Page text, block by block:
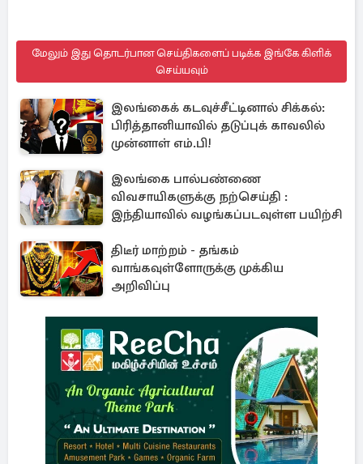
மேலும் இது தொடர்பான செய்திகளைப் படிக்க இங்கே கிளிக்
செய்யவும்
இலங்கைக் கடவுச்சீட்டினால் சிக்கல்:
பிரித்தானியாவில் தடுப்புக் காவலில்
முன்னாள் எம்.பி!
இலங்கை பால்பண்ணை
விவசாயிகளுக்கு நற்செய்தி :
இந்தியாவில் வழங்கப்படவுள்ள பயிற்சி
திடீர் மாற்றம் - தங்கம்
வாங்கவுள்ளோருக்கு முக்கிய
அறிவிப்பு